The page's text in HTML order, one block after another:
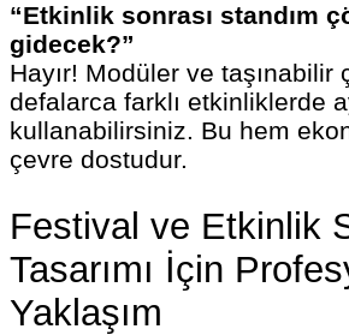
“Etkinlik sonrası standım
gidecek?”
Hayır! Modüler ve taşınabilir
defalarca farklı etkinliklerde
kullanabilirsiniz. Bu hem
çevre dostudur.
Festival ve Etkinlik
Tasarımı İçin
Yaklaşım